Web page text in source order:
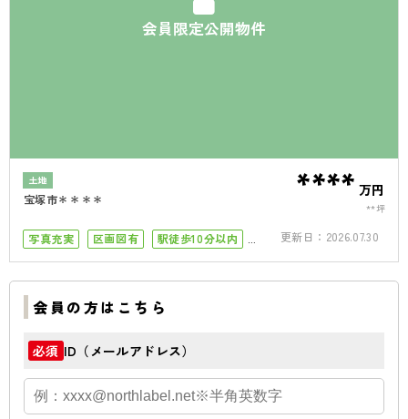
会員限定公開物件
土地
宝塚市＊＊＊＊ **** 万円
**坪
写真充実 区画図有
駅徒歩10分以内
更新日： 2026.07.30
会員の方はこちら
必須 ID（メールアドレス）